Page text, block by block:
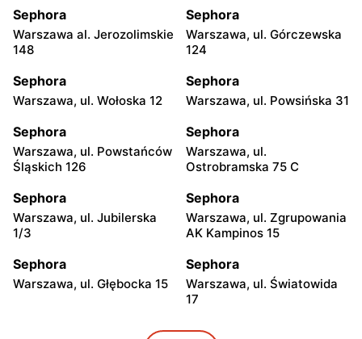
Sephora
Warszawa al. Jerozolimskie
148
Sephora
Warszawa, ul. Górczewska
124
Sephora
Warszawa, ul. Wołoska 12
Sephora
Warszawa, ul. Powsińska 31
Sephora
Warszawa, ul. Powstańców
Śląskich 126
Sephora
Warszawa, ul.
Ostrobramska 75 C
Sephora
Warszawa, ul. Jubilerska
1/3
Sephora
Warszawa, ul. Zgrupowania
AK Kampinos 15
Sephora
Warszawa, ul. Głębocka 15
Sephora
Warszawa, ul. Światowida
17
Sephora